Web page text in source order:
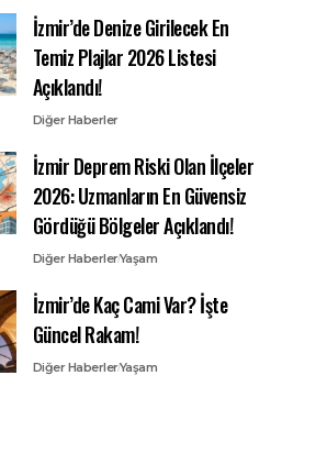
İzmir’de Denize Girilecek En
Temiz Plajlar 2026 Listesi
Açıklandı!
Diğer Haberler
İzmir Deprem Riski Olan İlçeler
2026: Uzmanların En Güvensiz
Gördüğü Bölgeler Açıklandı!
Diğer HaberlerYaşam
İzmir’de Kaç Cami Var? İşte
Güncel Rakam!
Diğer HaberlerYaşam